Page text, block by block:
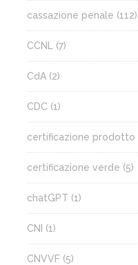
cassazione penale (112)
CCNL (7)
CdA (2)
CDC (1)
certificazione prodotto
certificazione verde (5)
chatGPT (1)
CNI (1)
CNVVF (5)